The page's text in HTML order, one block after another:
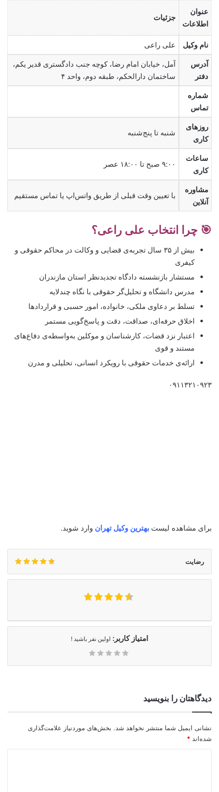
عنوان
اطلاعات
جزئیات
نام وکیل علی راعی
آدرس
دفتر
آمل، خیابان امام رضا، کوچه جنب دادگستری قدیر یکم،
ساختمان دارالحکم، طبقه دوم، واحد ۴
شماره
تماس
روزهای
کاری
شنبه تا پنج‌شنبه
ساعات
کاری
۹:۰۰ صبح تا ۱۸:۰۰ عصر
مشاوره
آنلاین
با تعیین وقت قبلی از طریق واتس‌اپ یا تماس مستقیم
🎯 چرا انتخاب علی راعی؟
بیش از ۳۵ سال تجربه‌ی قضایی و وکالت در محاکم حقوقی و
کیفری
مستشار بازنشسته دادگاه تجدیدنظر استان مازندران
مدرس دانشگاه و تحلیل‌گر حقوقی با نگاه چندلایه
تسلط بر دعاوی ملکی، خانواده، امور حسبی و قراردادها
اخلاق حرفه‌ای، صداقت، دقت و پاسخ‌گویی مستمر
اعتبار نزد قضات، کارشناسان و موکلین به‌واسطه‌ی دفاع‌های
مستند و قوی
ارائه‌ی خدمات حقوقی با رویکرد انسانی، تحلیلی و مدرن
٠٩١١٣٢١٠٩٢٣
برای مشاهده لیست بهترین وکیل تهران وارد شوید.
رضایت
امتیاز کاربر: اولین نفر باشید !
دیدگاهتان را بنویسید
نشانی ایمیل شما منتشر نخواهد شد. بخش‌های موردنیاز علامت‌گذاری
شده‌اند *